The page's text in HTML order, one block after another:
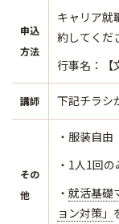
申込
方法
キャリア就
約してくだ
行事名：【
講師 下記チラシ
その
他
・服装自由
・1人1回
・ 就活基礎
ョン対策」